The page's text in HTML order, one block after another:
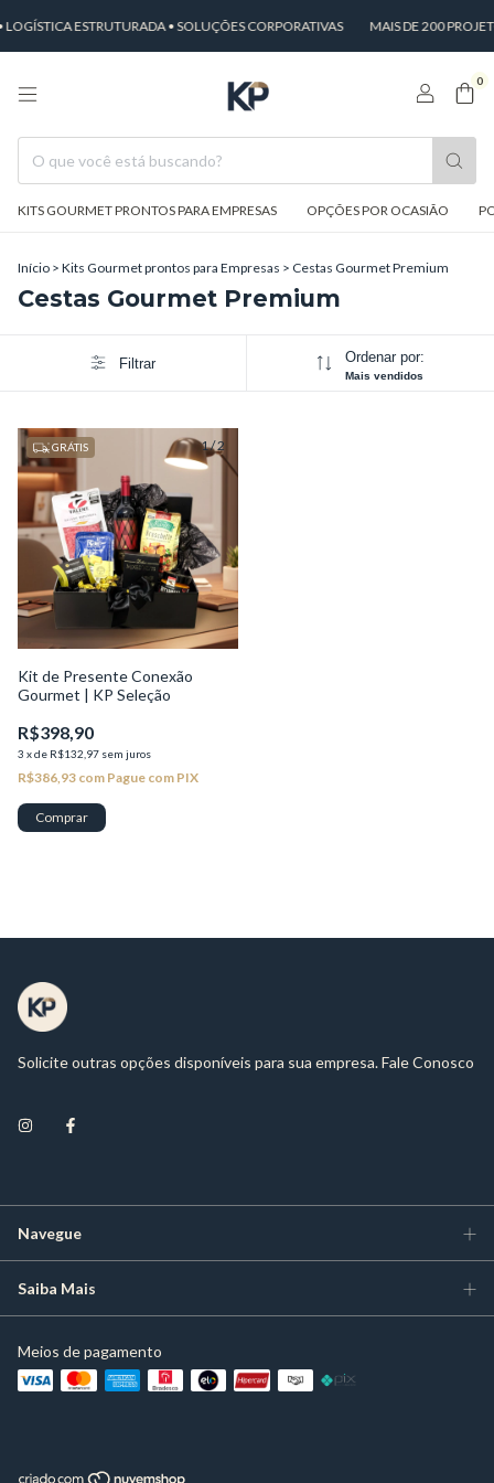
ESTRUTURADA • SOLUÇÕES CORPORATIVAS MAIS DE 200
0
KITS GOURMET PRONTOS PARA EMPRESAS OPÇÕES POR OCASIÃO
Início > Kits Gourmet prontos para Empresas > Cestas Gourmet Premium
Cestas Gourmet Premium
Filtrar Ordenar por:
Mais vendidos
1/2
GRÁTIS
Kit de Presente Conexão
Gourmet | KP Seleção
R$398,90
3 xde R$132,97 sem juros
R$386,93 com Pague com PIX
Solicite outras opções disponíveis para sua empresa. Fale Conosco
Navegue
Saiba Mais
Meios de pagamento